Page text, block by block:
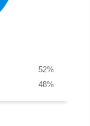
%
52
%
48